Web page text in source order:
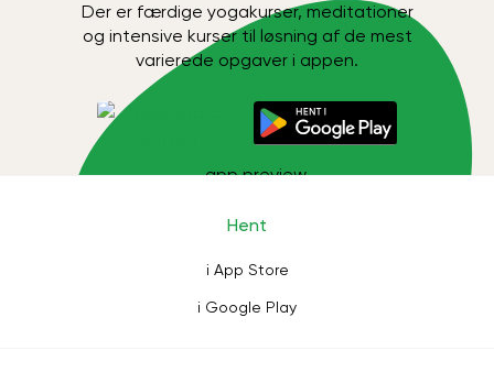
Der er færdige yogakurser, meditationer
og intensive kurser til løsning af de mest
varierede opgaver i appen.
Hent
i App Store
i Google Play